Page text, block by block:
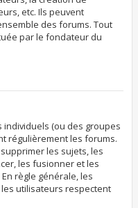
etc. Ils peuvent
des forums. Tout
par le fondateur du
(ou des groupes
régulièrement les forums.
les sujets, les
les fusionner et les
règle générale, les
utilisateurs respectent